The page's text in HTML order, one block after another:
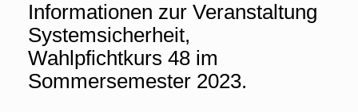
Informationen zur Veranstaltung
Systemsicherheit,
Wahlpfichtkurs 48 im
Sommersemester 2023.